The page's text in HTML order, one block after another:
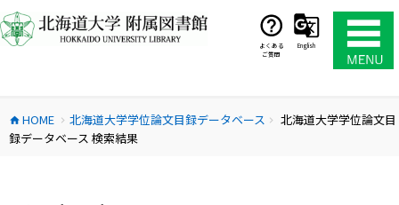
ン
テ
ス
キ
よくある
ご質問
English
home HOME chevron_right 北海道大学学位論文目録データベース chevron_right
北海道大学学位論文目
録データベース 検索結果